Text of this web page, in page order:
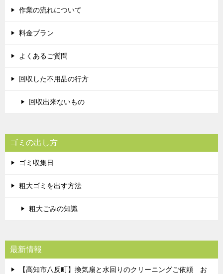
作業の流れについて
料金プラン
よくあるご質問
回収した不用品の行方
回収出来ないもの
ゴミの出し方
ゴミ収集日
粗大ゴミを出す方法
粗大ごみの知識
最新情報
【高知市八反町】換気扇と水回りのクリーニングご依頼 お